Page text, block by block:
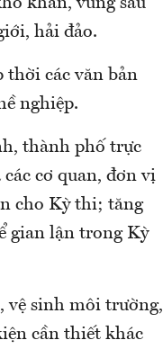
khăn, vùng sâu
hải đảo.
thời các văn bản
nghiệp.
thành phố trực
cơ quan, đơn vị
cho Kỳ thi; tăng
gian lận trong Kỳ
vệ sinh môi trường,
cần thiết khác